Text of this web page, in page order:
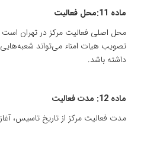
ماده 11:محل فعالیت
محل اصلی فعالیت مرکز در تهران است
تصویب هیات امناء می‌تواند
داشته باشد.
ماده 12: ‌مدت فعالیت
مدت فعالیت مرکز از تاریخ تاسیس،